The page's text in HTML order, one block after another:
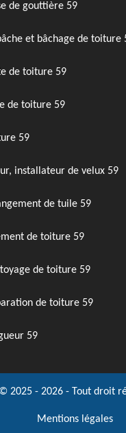
de gouttière 59
et bâchage de toiture
de toiture 59
de toiture 59
59
installateur de velux 59
de tuile 59
de toiture 59
de toiture 59
de toiture 59
59
© 2025 - 2026 - Tout droit
Mentions légales